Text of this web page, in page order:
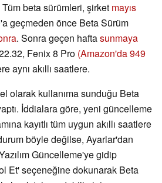
beta sürümleri, şirket mayıs
geçmeden önce Beta Sürüm
. Sonra geçen haftasunmaya
Fenix 8 Pro (Amazon'da 949
aynı akıllı saatlere.
olarak kullanıma sunduğu Beta
İddialara göre, yeni güncelleme
kayıtlı tüm uygun akıllı saatlere
böyle değilse, Ayarlar'dan
Güncelleme'ye gidip
Et' seçeneğine dokunarak Beta